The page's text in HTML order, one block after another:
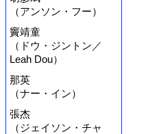
（アンソン・フー）
竇靖童
（ドウ・ジントン／
Leah Dou）
那英
（ナー・イン）
張杰
（ジェイソン・チャ